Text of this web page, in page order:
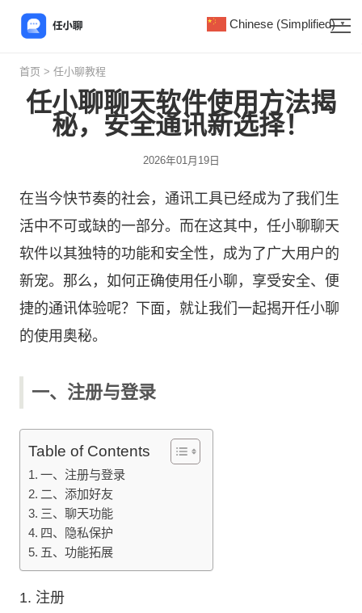
首页 > 任小聊教程
任小聊聊天软件使用方法揭
秘，安全通讯新选择！
2026年01月19日
在当今快节奏的社会，通讯工具已经成为了我们生
活中不可或缺的一部分。而在这其中， 任小聊聊天
软件以其独特的功能和安全性，成为了广大用户的
新宠。那么，如何正确使用任小聊，享受安全、便
捷的通讯体验呢？下面，就让我们一起揭开任小聊
的使用奥秘。
一、注册与登录
Table of Contents
一、注册与登录
二、添加好友
三、聊天功能
四、隐私保护
五、功能拓展
1. 注册
Chinese (Simplified) ▼